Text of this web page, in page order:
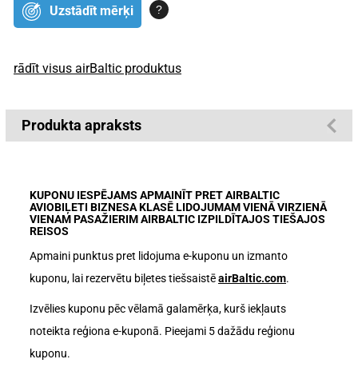
Uzstādīt mērķi ?
rādīt visus airBaltic produktus
Produkta apraksts
KUPONU IESPĒJAMS APMAINĪT PRET AIRBALTIC
AVIOBIĻETI BIZNESA KLASĒ LIDOJUMAM VIENĀ VIRZIENĀ
VIENAM PASAŽIERIM AIRBALTIC IZPILDĪTAJOS TIEŠAJOS
REISOS
Apmaini punktus pret lidojuma e-kuponu un izmanto
kuponu, lai rezervētu biļetes tiešsaistēairBaltic.com.
Izvēlies kuponu pēc vēlamā galamērķa, kurš iekļauts
noteikta reģiona e-kuponā. Pieejami 5 dažādu reģionu
kuponu.